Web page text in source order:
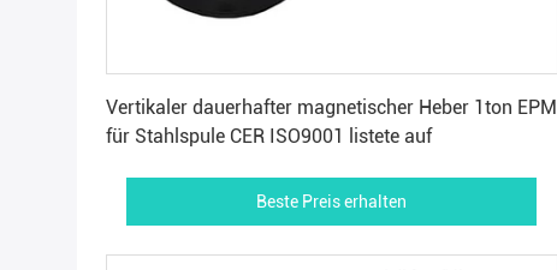
Vertikaler dauerhafter magnetischer Heber 1ton EPM
für Stahlspule CER ISO9001 listete auf
Beste Preis erhalten